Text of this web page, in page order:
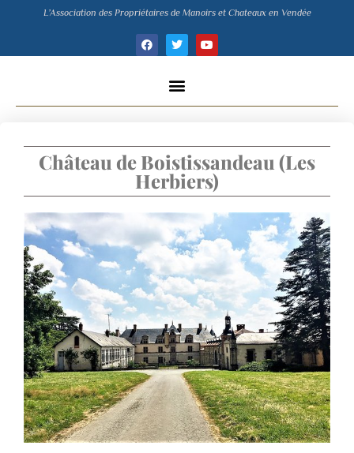
L’Association des Propriétaires de Manoirs et Chateaux en Vendée
Château de Boistissandeau (Les
Herbiers)